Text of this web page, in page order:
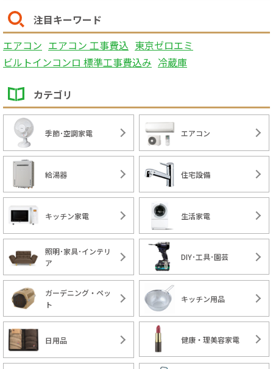
注目キーワード
エアコン エアコン 工事費込 東京ゼロエミ
ビルトインコンロ 標準工事費込み 冷蔵庫
カテゴリ
季節･空調家電 エアコン
給湯器 住宅設備
キッチン家電 生活家電
照明･家具･インテリ
ア
DIY･工具･園芸
ガーデニング・ペッ
ト
キッチン用品
日用品 健康・理美容家電